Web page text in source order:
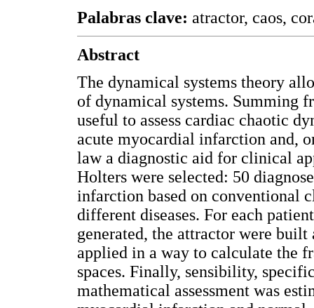
Palabras clave: atractor, caos,
Abstract
The dynamical systems theory
of dynamical systems. Summing
useful to assess cardiac chaotic
acute myocardial infarction and,
law a diagnostic aid for clinical
Holters were selected: 50
infarction based on conventional
different diseases. For each
generated, the attractor were
applied in a way to calculate the
spaces. Finally, sensibility,
mathematical assessment was